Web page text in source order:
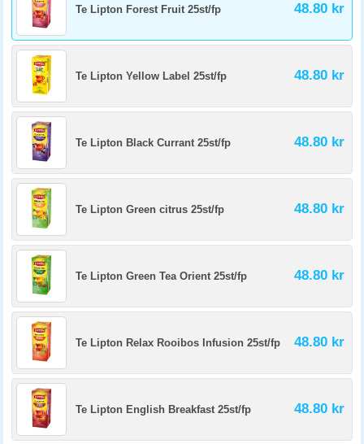
Te Lipton Forest Fruit 25st/fp 48.80 kr
Te Lipton Yellow Label 25st/fp 48.80 kr
Te Lipton Black Currant 25st/fp 48.80 kr
Te Lipton Green citrus 25st/fp 48.80 kr
Te Lipton Green Tea Orient 25st/fp 48.80 kr
Te Lipton Relax Rooibos Infusion 25st/fp 48.80 kr
Te Lipton English Breakfast 25st/fp 48.80 kr